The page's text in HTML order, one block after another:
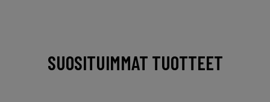
SUOSITUIMMAT TUOTTEET